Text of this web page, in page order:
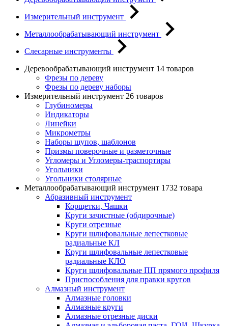
Измерительный инструмент
Металлообрабатывающий инструмент
Слесарные инструменты
Деревообрабатывающий инструмент 14 товаров
Фрезы по дереву
Фрезы по дереву наборы
Измерительный инструмент 26 товаров
Глубиномеры
Индикаторы
Линейки
Микрометры
Наборы щупов, шаблонов
Призмы поверочные и разметочные
Угломеры и Угломеры-траспортиры
Угольники
Угольники столярные
Металлообрабатывающий инструмент 1732 товара
Абразивный инструмент
Корщетки, Чашки
Круги зачистные (обдирочные)
Круги отрезные
Круги шлифовальные лепестковые
радиальные КЛ
Круги шлифовальные лепестковые
радиальные КЛО
Круги шлифовальные ПП прямого профиля
Приспособления для правки кругов
Алмазный инструмент
Алмазные головки
Алмазные круги
Алмазные отрезные диски